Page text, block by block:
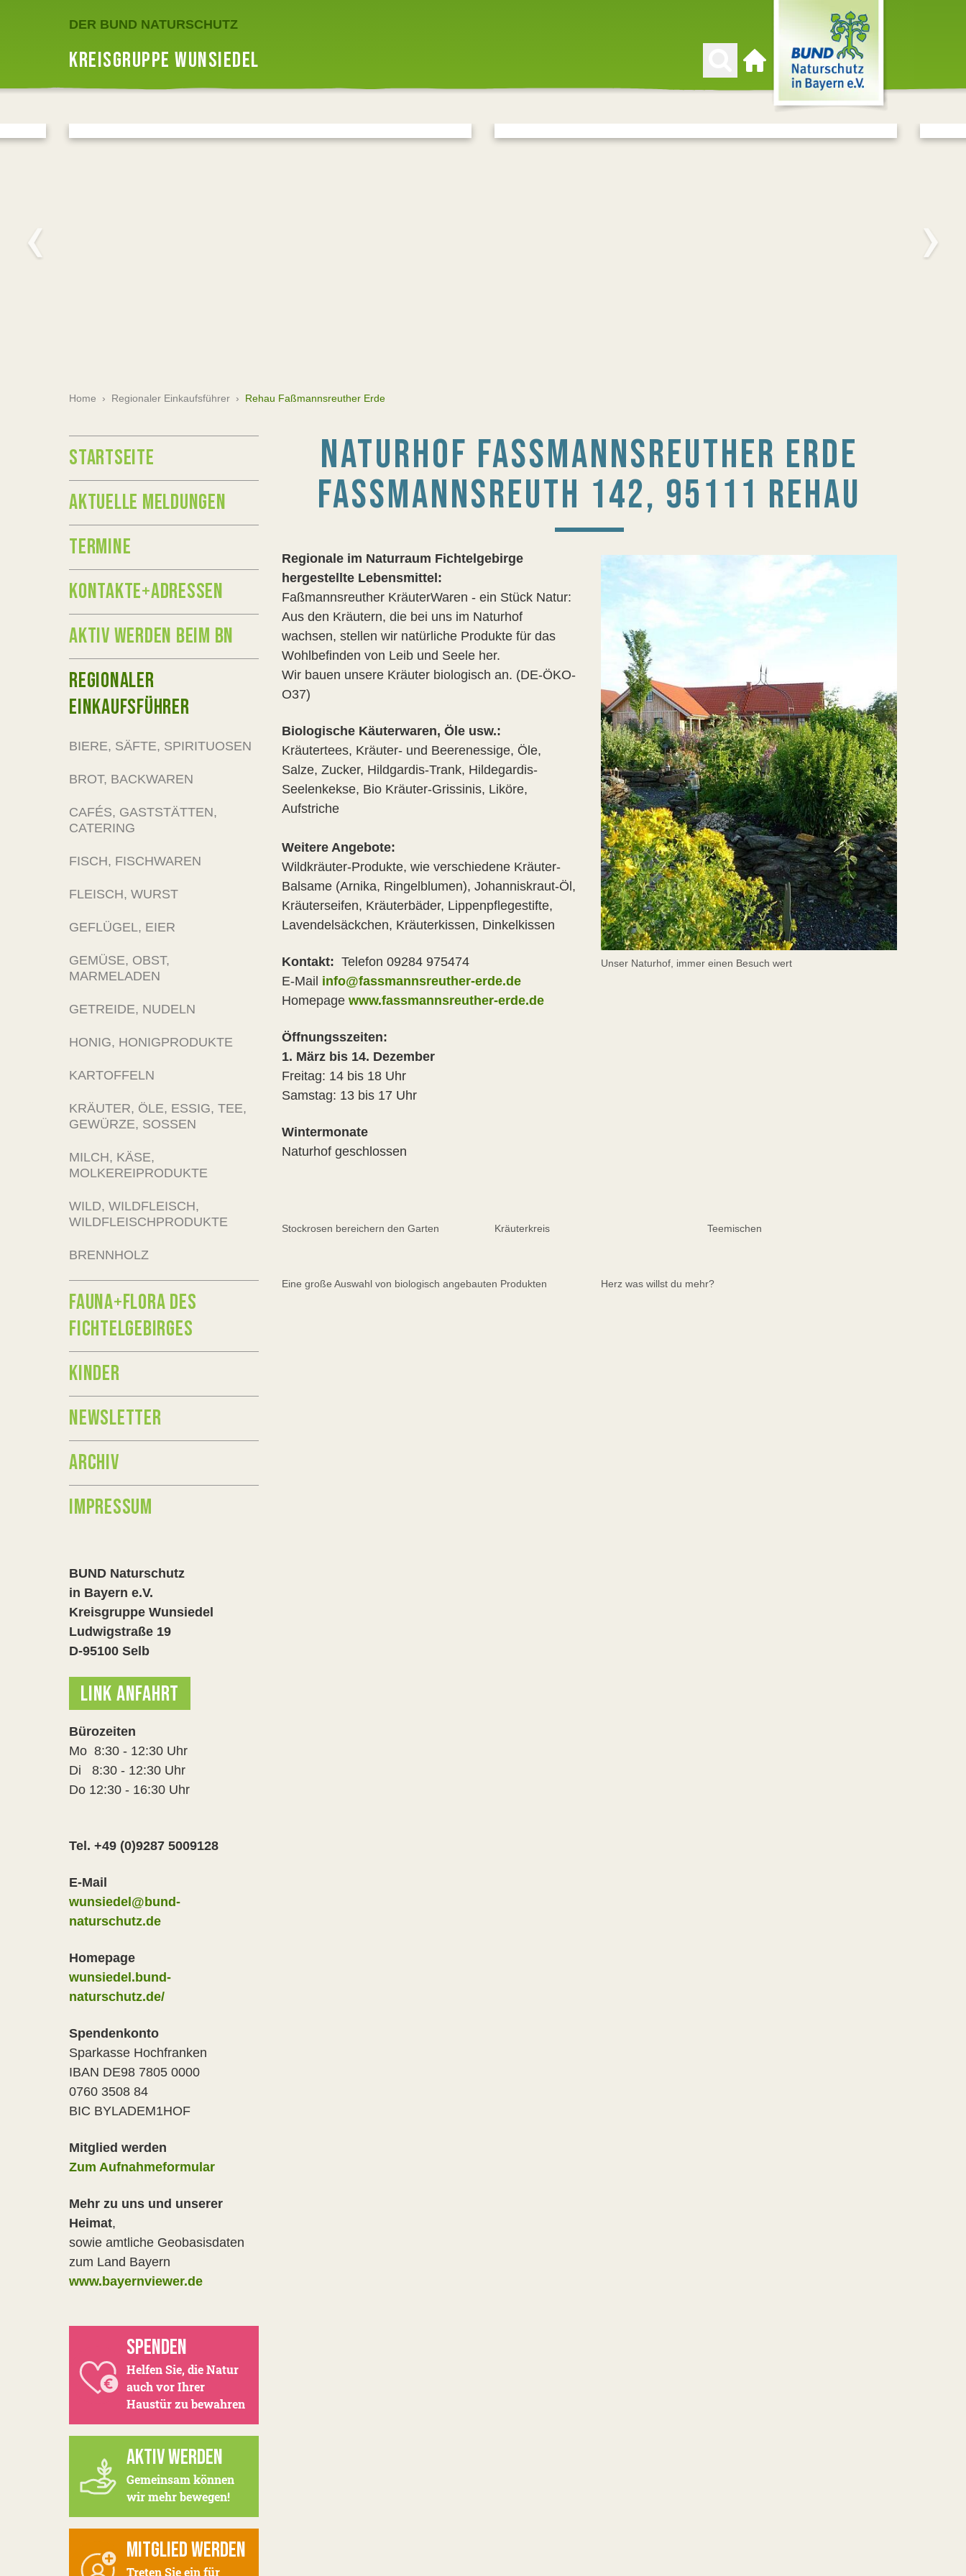
DER BUND NATURSCHUTZ
KREISGRUPPE WUNSIEDEL
Zur Startseite
Home › Regionaler Einkaufsführer › Rehau Faßmannsreuther Erde
NATURHOF FASSMANNSREUTHER ERDE
FASSMANNSREUTH 142, 95111 REHAU
Unser Naturhof, immer einen Besuch wert
Regionale im Naturraum Fichtelgebirge
hergestellte Lebensmittel:
Faßmannsreuther KräuterWaren - ein Stück Natur:
Aus den Kräutern, die bei uns im Naturhof
wachsen, stellen wir natürliche Produkte für das
Wohlbefinden von Leib und Seele her.
Wir bauen unsere Kräuter biologisch an. (DE-ÖKO-
O37)
Biologische Käuterwaren, Öle usw.:
Kräutertees, Kräuter- und Beerenessige, Öle,
Salze, Zucker, Hildgardis-Trank, Hildegardis-
Seelenkekse, Bio Kräuter-Grissinis, Liköre,
Aufstriche
Weitere Angebote:
Wildkräuter-Produkte, wie verschiedene Kräuter-
Balsame (Arnika, Ringelblumen), Johanniskraut-Öl,
Kräuterseifen, Kräuterbäder, Lippenpflegestifte,
Lavendelsäckchen, Kräuterkissen, Dinkelkissen
Kontakt: Telefon 09284 975474
E-Mail info@fassmannsreuther-erde.de
Homepage www.fassmannsreuther-erde.de
Öffnungsszeiten:
1. März bis 14. Dezember
Freitag: 14 bis 18 Uhr
Samstag: 13 bis 17 Uhr
Wintermonate
Naturhof geschlossen
Stockrosen bereichern den Garten Kräuterkreis Teemischen
Eine große Auswahl von biologisch angebauten Produkten Herz was willst du mehr?
STARTSEITE
AKTUELLE MELDUNGEN
TERMINE
KONTAKTE+ADRESSEN
AKTIV WERDEN BEIM BN
REGIONALER
EINKAUFSFÜHRER
BIERE, SÄFTE, SPIRITUOSEN
BROT, BACKWAREN
CAFÉS, GASTSTÄTTEN,
CATERING
FISCH, FISCHWAREN
FLEISCH, WURST
GEFLÜGEL, EIER
GEMÜSE, OBST,
MARMELADEN
GETREIDE, NUDELN
HONIG, HONIGPRODUKTE
KARTOFFELN
KRÄUTER, ÖLE, ESSIG, TEE,
GEWÜRZE, SOSSEN
MILCH, KÄSE,
MOLKEREIPRODUKTE
WILD, WILDFLEISCH,
WILDFLEISCHPRODUKTE
BRENNHOLZ
FAUNA+FLORA DES
FICHTELGEBIRGES
KINDER
NEWSLETTER
ARCHIV
IMPRESSUM
BUND Naturschutz
in Bayern e.V.
Kreisgruppe Wunsiedel
Ludwigstraße 19
D-95100 Selb
LINK ANFAHRT
Bürozeiten
Mo 8:30 - 12:30 Uhr
Di 8:30 - 12:30 Uhr
Do 12:30 - 16:30 Uhr
Tel. +49 (0)9287 5009128
E-Mail
wunsiedel@bund-
naturschutz.de
Homepage
wunsiedel.bund-
naturschutz.de/
Spendenkonto
Sparkasse Hochfranken
IBAN DE98 7805 0000
0760 3508 84
BIC BYLADEM1HOF
Mitglied werden
Zum Aufnahmeformular
Mehr zu uns und unserer
Heimat,
sowie amtliche Geobasisdaten
zum Land Bayern
www.bayernviewer.de
SPENDEN
Helfen Sie, die Natur
auch vor Ihrer
Haustür zu bewahren
AKTIV WERDEN
Gemeinsam können
wir mehr bewegen!
MITGLIED WERDEN
Treten Sie ein für